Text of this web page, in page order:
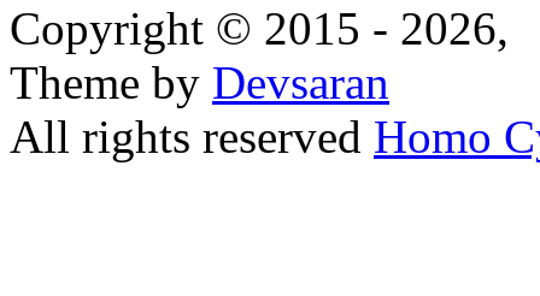
Copyright © 2015 - 2026,
Theme by Devsaran
All rights reserved Homo